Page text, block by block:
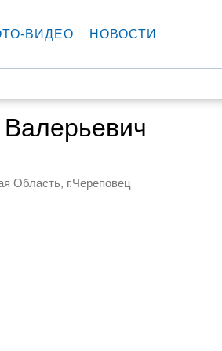
ВИДЕО НОВОСТИ
Область, г.Череповец